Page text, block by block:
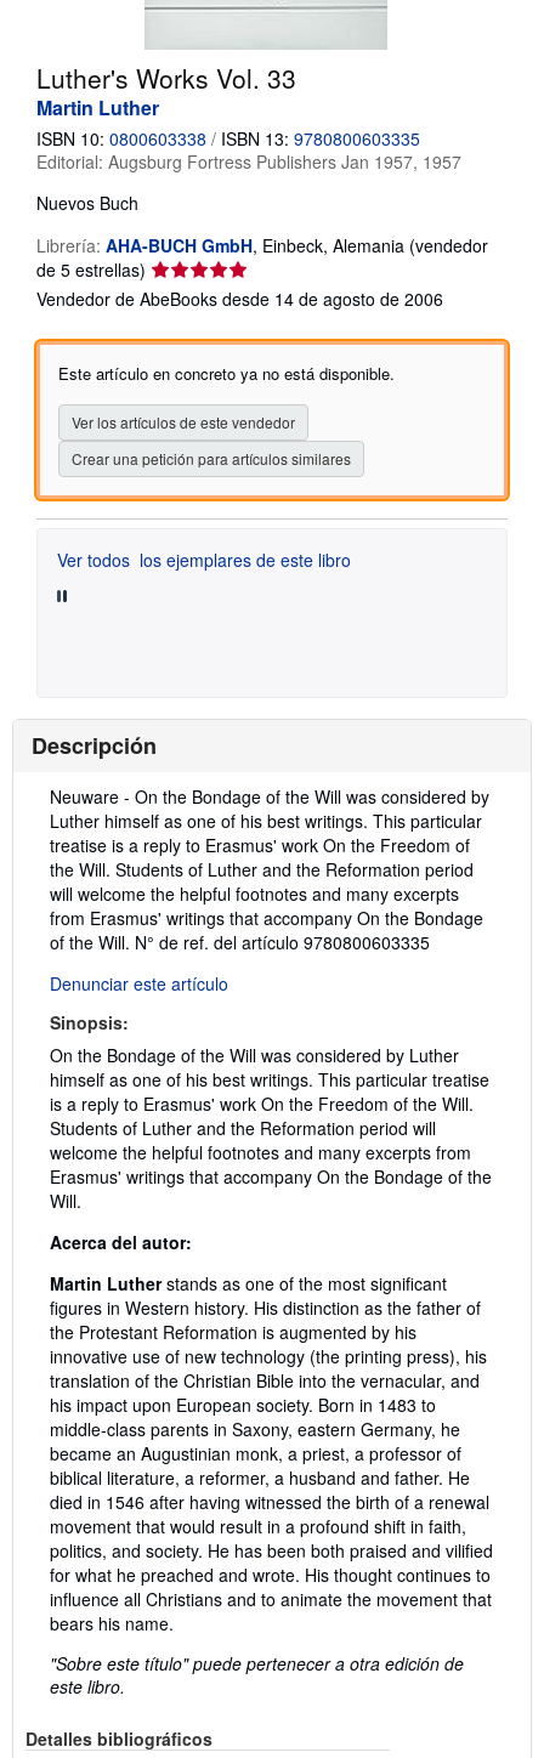
Luther's Works Vol. 33
Martin Luther
ISBN 10: 0800603338 / ISBN 13: 9780800603335
Editorial: Augsburg Fortress Publishers Jan 1957, 1957
Nuevos Buch
Librería: AHA-BUCH GmbH, Einbeck, Alemania (vendedor
de 5 estrellas) Calificación
del
5
estrellas
Vendedor de AbeBooks desde 14 de agosto de 2006
Este artículo en concreto ya no está disponible.
Ver los artículos de este vendedor
Crear una petición para artículos similares
Ver todos los ejemplares de este libro
Descripción
Descripción:
Neuware - On the Bondage of the Will was considered by
Luther himself as one of his best writings. This particular
treatise is a reply to Erasmus' work On the Freedom of
the Will. Students of Luther and the Reformation period
will welcome the helpful footnotes and many excerpts
from Erasmus' writings that accompany On the Bondage
of the Will. N° de ref. del artículo 9780800603335
Denunciar este artículo
Sinopsis:
On the Bondage of the Will was considered by Luther
himself as one of his best writings. This particular treatise
is a reply to Erasmus' work On the Freedom of the Will.
Students of Luther and the Reformation period will
welcome the helpful footnotes and many excerpts from
Erasmus' writings that accompany On the Bondage of the
Will.
Acerca del autor:
Martin Lutherstands as one of the most significant
figures in Western history. His distinction as the father of
the Protestant Reformation is augmented by his
innovative use of new technology (the printing press), his
translation of the Christian Bible into the vernacular, and
his impact upon European society. Born in 1483 to
middle-class parents in Saxony, eastern Germany, he
became an Augustinian monk, a priest, a professor of
biblical literature, a reformer, a husband and father. He
died in 1546 after having witnessed the birth of a renewal
movement that would result in a profound shift in faith,
politics, and society. He has been both praised and vilified
for what he preached and wrote. His thought continues to
influence all Christians and to animate the movement that
bears his name.
"Sobre este título" puede pertenecer a otra edición de
este libro.
Detalles bibliográficos